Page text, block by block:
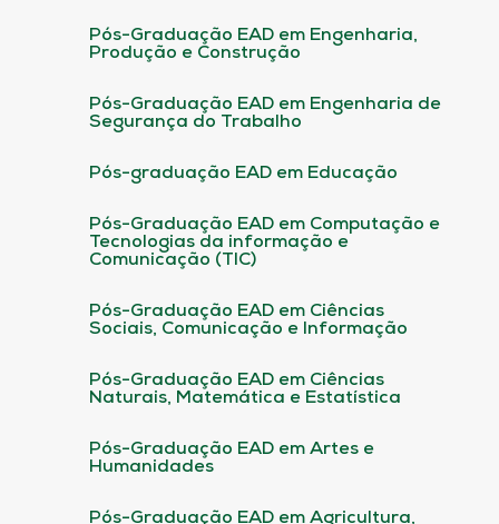
Pós-Graduação EAD em Engenharia,
Produção e Construção
Pós-Graduação EAD em Engenharia de
Segurança do Trabalho
Pós-graduação EAD em Educação
Pós-Graduação EAD em Computação e
Tecnologias da informação e
Comunicação (TIC)
Pós-Graduação EAD em Ciências
Sociais, Comunicação e Informação
Pós-Graduação EAD em Ciências
Naturais, Matemática e Estatística
Pós-Graduação EAD em Artes e
Humanidades
Pós-Graduação EAD em Agricultura,